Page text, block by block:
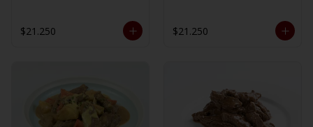
$21.250 $21.250